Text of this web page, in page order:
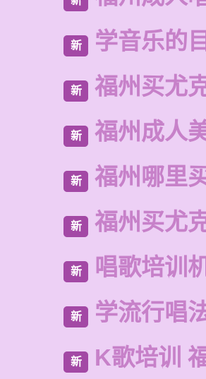
新 学音乐的
新 福州买尤
新 福州成人
新 福州哪里
新 福州买尤
新 唱歌培训
新 学流行唱
新 K歌培训